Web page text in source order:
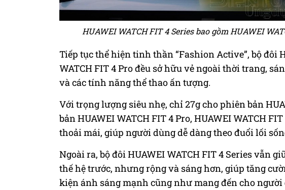
HUAWEI WATCH FIT 4 Series bao gồm HUAWEI
Tiếp tục thể hiện tinh thần “Fashion Active”, bộ đôi
WATCH FIT 4 Pro đều sở hữu vẻ ngoài thời trang,
và các tính năng thể thao ấn tượng.
Với trọng lượng siêu nhẹ, chỉ 27g cho phiên bản
bản HUAWEI WATCH FIT 4 Pro, HUAWEI WATCH
thoải mái, giúp người dùng dễ dàng theo đuổi lối
Ngoài ra, bộ đôi HUAWEI WATCH FIT 4 Series vẫn
thế hệ trước, nhưng rộng và sáng hơn, giúp tăng
kiện ánh sáng mạnh cũng như mang đến cho